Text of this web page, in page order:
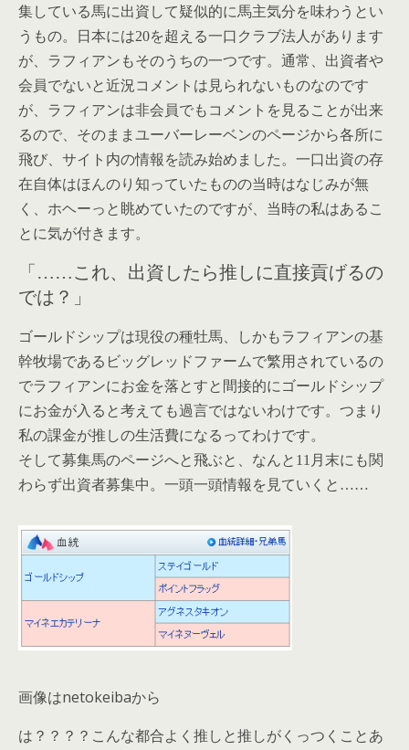
集している馬に出資して疑似的に馬主気分を味わうとい
うもの。日本には20を超える一口クラブ法人があります
が、ラフィアンもそのうちの一つです。通常、出資者や
会員でないと近況コメントは見られないものなのです
が、ラフィアンは非会員でもコメントを見ることが出来
るので、そのままユーバーレーベンのページから各所に
飛び、サイト内の情報を読み始めました。一口出資の存
在自体はほんのり知っていたものの当時はなじみが無
く、ホヘーっと眺めていたのですが、当時の私はあるこ
とに気が付きます。
「……これ、出資したら推しに直接貢げるの
では？」
ゴールドシップは現役の種牡馬、しかもラフィアンの基
幹牧場であるビッグレッドファームで繁用されているの
でラフィアンにお金を落とすと間接的にゴールドシップ
にお金が入ると考えても過言ではないわけです。つまり
私の課金が推しの生活費になる ってわけです。
そして募集馬のページへと飛ぶと、なんと11月末にも関
わらず出資者募集中。一頭一頭情報を見ていくと……
画像はnetokeibaから
は？？？？こんな都合よく推しと推しがくっつくことあ